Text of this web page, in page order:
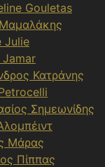
Gouletas
Julie
Κατράνης
Σημεωνίδης
Μάρας
Πίππας